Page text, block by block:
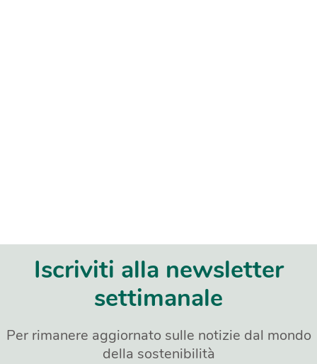
Iscriviti alla newsletter
settimanale
Per rimanere aggiornato sulle notizie dal mondo
della sostenibilità